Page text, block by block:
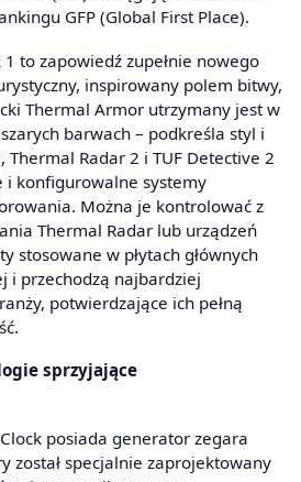
GFP (Global First Place).
to zapowiedź zupełnie nowego
inspirowany polem bitwy,
Thermal Armor utrzymany jest w
barwach – podkreśla styl i
Thermal Radar 2 i TUF Detective 2
i konfigurowalne systemy
Można je kontrolować z
Thermal Radar lub urządzeń
stosowane w płytach głównych
i przechodzą najbardziej
potwierdzające ich pełną
sprzyjające
posiada generator zegara
został specjalnie zaprojektowany